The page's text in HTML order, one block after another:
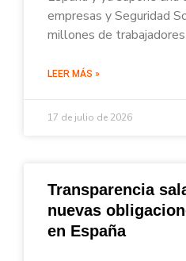
empresas y Seguridad
millones de
LEER MÁS »
17 de julio de 2026
Transparencia
nuevas
en España